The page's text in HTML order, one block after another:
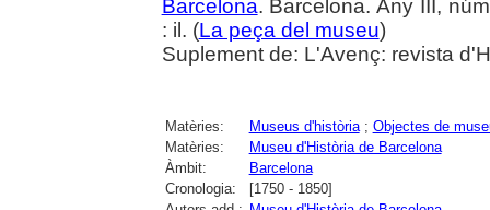
Barcelona. Barcelona. Any III,
: il. (La peça del museu)
Suplement de: L'Avenç: revista
Matèries: Museus d'història; Objectes de
Matèries:
Museu d'Història de Barcelona
Àmbit:
Barcelona
Cronologia:
[1750 - 1850]